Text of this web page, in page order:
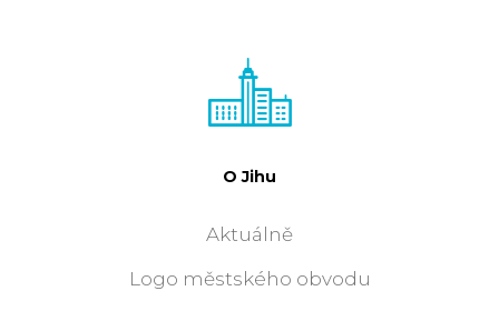
O Jihu
Aktuálně
Logo městského obvodu